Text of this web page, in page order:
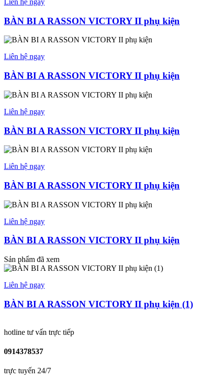
Liên hệ ngay
BÀN BI A RASSON VICTORY II phụ kiện
Liên hệ ngay
BÀN BI A RASSON VICTORY II phụ kiện
Liên hệ ngay
BÀN BI A RASSON VICTORY II phụ kiện
Liên hệ ngay
BÀN BI A RASSON VICTORY II phụ kiện
Liên hệ ngay
BÀN BI A RASSON VICTORY II phụ kiện
Sản phẩm đã xem
Liên hệ ngay
BÀN BI A RASSON VICTORY II phụ kiện (1)
hotline tư vấn trực tiếp
0914378537
trực tuyến 24/7